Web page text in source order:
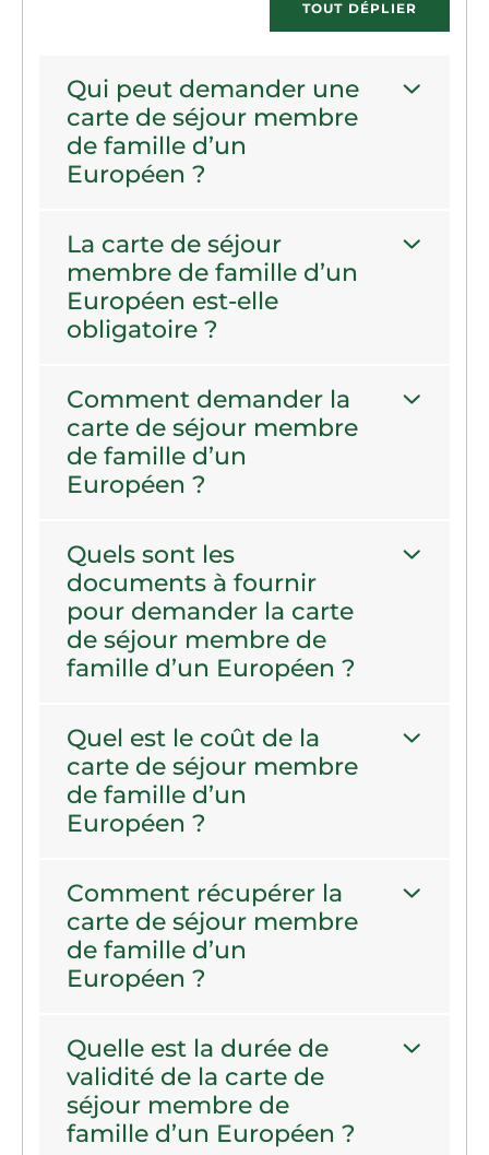
TOUT DÉPLIER
Qui peut demander une
carte de séjour membre
de famille d’un
Européen ?
La carte de séjour
membre de famille d’un
Européen est-elle
obligatoire ?
Comment demander la
carte de séjour membre
de famille d’un
Européen ?
Quels sont les
documents à fournir
pour demander la carte
de séjour membre de
famille d’un Européen ?
Quel est le coût de la
carte de séjour membre
de famille d’un
Européen ?
Comment récupérer la
carte de séjour membre
de famille d’un
Européen ?
Quelle est la durée de
validité de la carte de
séjour membre de
famille d’un Européen ?